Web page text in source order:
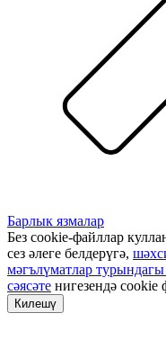
Барлык язмалар
Без cookie-файллар
сез әлеге белдерүгә,
мәгълүматлар турындагы
сәясәте нигезендә cookie
Килешү